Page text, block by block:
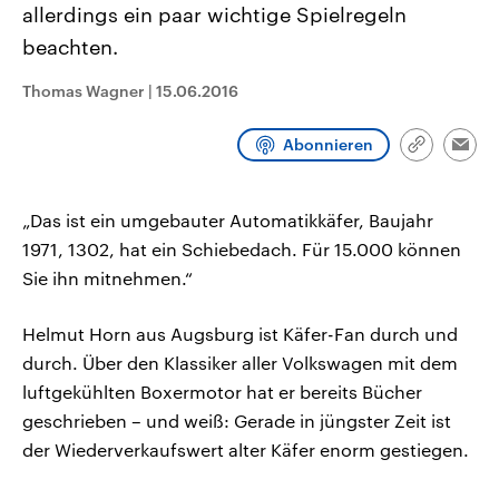
Umfragen, Prognosen,
Wahlprogramme, aktuelle Berichte
und Hintergründe zu den Parteien
Wahl.
Sendungen
allerdings ein paar wichtige Spielregeln
beachten.
Thomas Wagner | 15.06.2016
Abonnieren
Link
„Das ist ein umgebauter Automatikkäfer, Baujahr
1971, 1302, hat ein Schiebedach. Für 15.000 können
Sie ihn mitnehmen.“
Helmut Horn aus Augsburg ist Käfer-Fan durch und
durch. Über den Klassiker aller Volkswagen mit dem
luftgekühlten Boxermotor hat er bereits Bücher
geschrieben – und weiß: Gerade in jüngster Zeit ist
der Wiederverkaufswert alter Käfer enorm gestiegen.